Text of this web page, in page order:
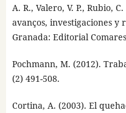
A. R., Valero, V. P., Rubio,
avanços, investigaciones y
Granada: Editorial
Pochmann, M. (2012).
(2) 491-508.
Cortina, A. (2003). El